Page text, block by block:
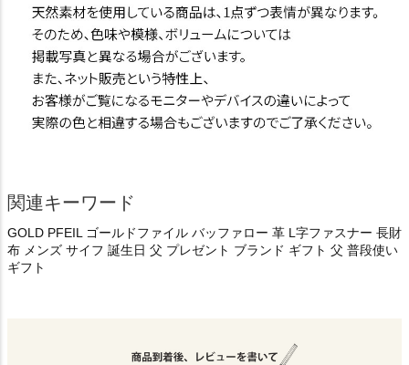
関連キーワード
GOLD PFEIL ゴールドファイル バッファロー 革 L字ファスナー 長財
布 メンズ サイフ 誕生日 父 プレゼント ブランド ギフト 父 普段使い
ギフト